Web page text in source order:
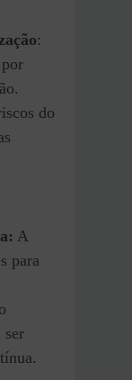
:
do
A
para
ser